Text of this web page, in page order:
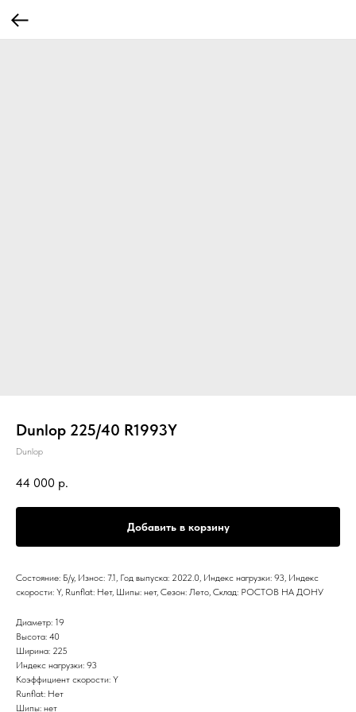
Dunlop 225/40 R1993Y
Dunlop
44 000 р.
Добавить в корзину
Состояние: Б/у, Износ: 7.1, Год выпуска: 2022.0, Индекс нагрузки: 93, Индекс
скорости: Y, Runflat: Нет, Шипы: нет, Сезон: Лето, Склад: РОСТОВ НА ДОНУ
Диаметр: 19
Высота: 40
Ширина: 225
Индекс нагрузки: 93
Коэффициент скорости: Y
Runflat: Нет
Шипы: нет